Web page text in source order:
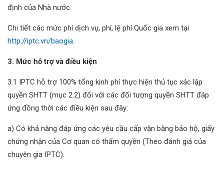
định của Nhà nước.
Chi tiết các mức phí dịch vụ, phí, lệ phí Quốc gia xem tại
http://iptc.vn/baogia.
3. Mức hỗ trợ và điều kiện
3.1 IPTC hỗ trợ 100% tổng kinh phí thực hiện thủ tục xác lập
quyền SHTT (mục 2.2) đối với các đối tượng quyền SHTT đáp
ứng đồng thời các điều kiện sau đây:
a) Có khả năng đáp ứng các yêu cầu cấp văn bằng bảo hộ, giấy
chứng nhận của Cơ quan có thẩm quyền (Theo đánh giá của
chuyên gia IPTC).